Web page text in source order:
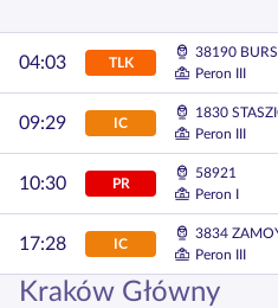
04:03 TLK
38190
Peron III
09:29 IC
1830
Peron III
10:30 PR
58921
Peron I
17:28 IC
3834
Peron III
Kraków Główny